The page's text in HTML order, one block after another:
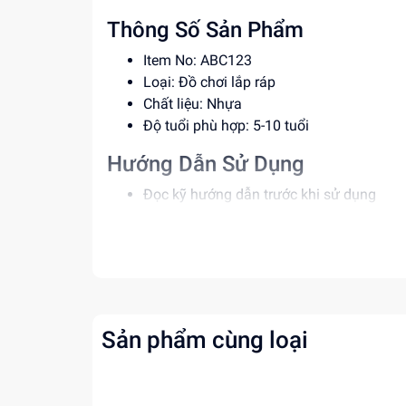
Thông Số Sản Phẩm
Item No: ABC123
Loại: Đồ chơi lắp ráp
Chất liệu: Nhựa
Độ tuổi phù hợp: 5-10 tuổi
Hướng Dẫn Sử Dụng
Đọc kỹ hướng dẫn trước khi sử dụng
Rèn luyện kỹ năng giải quyết vấn đề
Tăng cường khả năng phối hợp tay mắt
Sản phẩm cùng loại